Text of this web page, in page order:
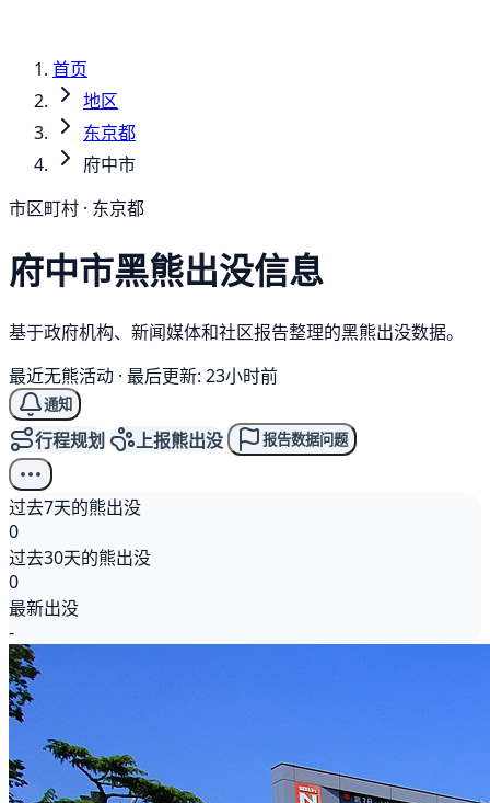
首页
地区
东京都
府中市
市区町村 · 东京都
府中市黑熊出没信息
基于政府机构、新闻媒体和社区报告整理的黑熊出没数据。
最近无熊活动 · 最后更新: 23小时前
通知
行程规划 上报熊出没 报告数据问题
过去7天的熊出没
0
过去30天的熊出没
0
最新出没
-